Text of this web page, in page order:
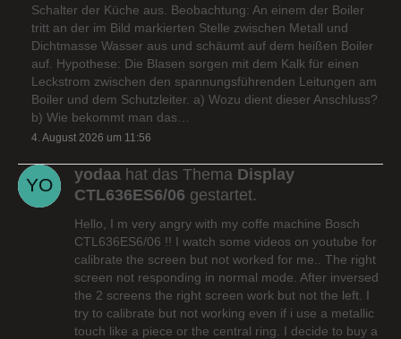
Schalter der Küche aus. Beobachtung: An einem der Boiler
tritt an der im Bild markierten Stelle zwischen Metall und
Dichtmasse Wasser aus und schäumt auf dem heißen Boiler
auf. Hypothese: Die Blasen sorgen mit dem Kalk für einen
Leckstrom zwischen den spannungsführenden Leitungen am
Boiler und dem Schutzleiter. a) Wozu dient dieser Anschluss?
b) Wie bekommt man das…
4. August 2026 um 11:56
yodaa hat das Thema Display
CTL636ES6/06 gestartet.
Hello, I m very angry with my coffe machine Bosch
CTL636ES6/06 !! I watch some videos on youtube for
calibrate the screen but not worked for me.. The right
screen not responding in normal mode. After inversed
the 2 screens the right screen work but not the left. I
try to calibrate but not working even if i use a metallic
touch like a piece or the central ring. I decide to buy a